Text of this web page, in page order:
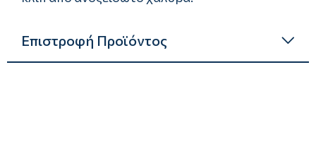
Επιστροφή Προϊόντος